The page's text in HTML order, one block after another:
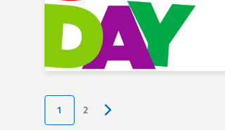
1 2 Pagina successiva